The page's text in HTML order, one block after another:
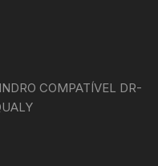
COMPATÍVEL DR-